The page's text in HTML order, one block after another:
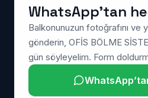
WhatsApp’tan
Balkonunuzun fotoğrafını ve
gönderin, OFİS BÖLME
gün söyleyelim. Form